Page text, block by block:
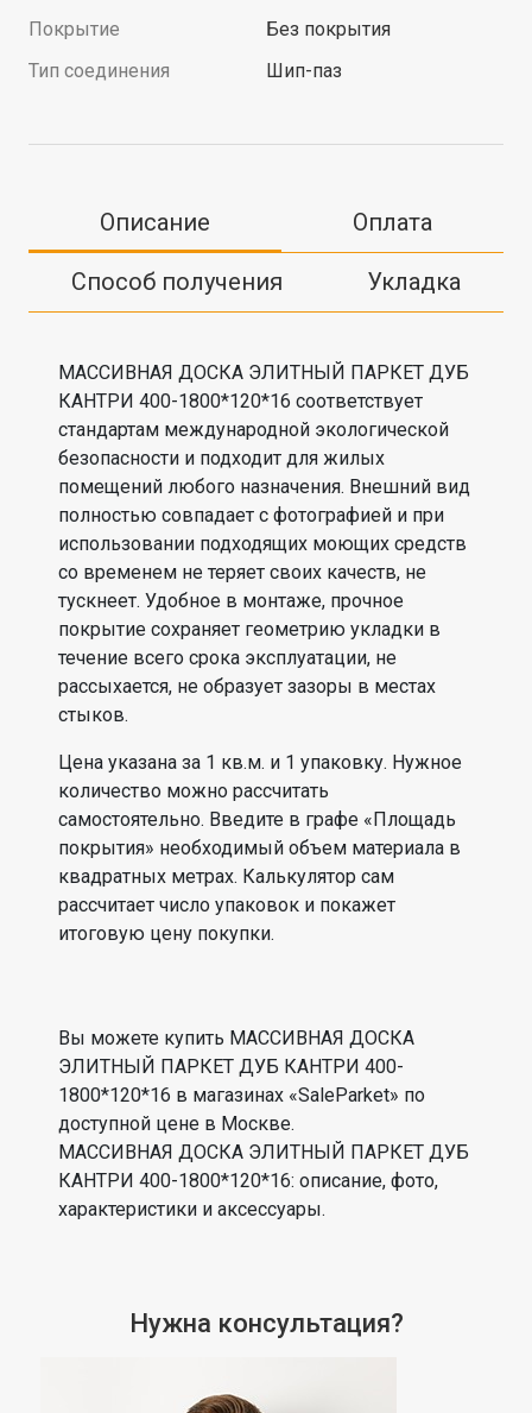
Покрытие
Без покрытия
Тип соединения
Шип-паз
Описание Оплата
Способ получения Укладка
МАССИВНАЯ ДОСКА ЭЛИТНЫЙ ПАРКЕТ ДУБ
КАНТРИ 400-1800*120*16 соответствует
стандартам международной экологической
безопасности и подходит для жилых
помещений любого назначения. Внешний вид
полностью совпадает с фотографией и при
использовании подходящих моющих средств
со временем не теряет своих качеств, не
тускнеет. Удобное в монтаже, прочное
покрытие сохраняет геометрию укладки в
течение всего срока эксплуатации, не
рассыхается, не образует зазоры в местах
стыков.
Цена указана за 1 кв.м. и 1 упаковку. Нужное
количество можно рассчитать
самостоятельно. Введите в графе «Площадь
покрытия» необходимый объем материала в
квадратных метрах. Калькулятор сам
рассчитает число упаковок и покажет
итоговую цену покупки.
Вы можете купить МАССИВНАЯ ДОСКА
ЭЛИТНЫЙ ПАРКЕТ ДУБ КАНТРИ 400-
1800*120*16 в магазинах «SaleParket» по
доступной цене в Москве.
МАССИВНАЯ ДОСКА ЭЛИТНЫЙ ПАРКЕТ ДУБ
КАНТРИ 400-1800*120*16: описание, фото,
характеристики и аксессуары.
Нужна консультация?